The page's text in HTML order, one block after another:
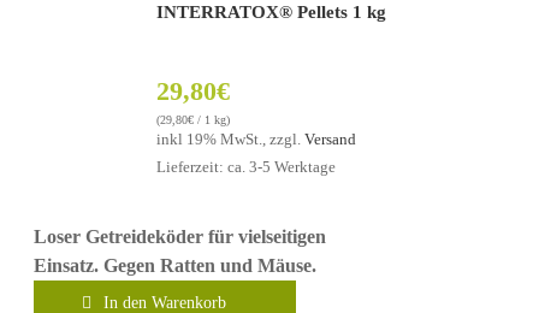
INTERRATOX® Pellets 1 kg
29,80€
(29,80€ / 1 kg)
inkl 19% MwSt., zzgl.Versand
Lieferzeit: ca. 3-5 Werktage
Loser Getreideköder für vielseitigen
Einsatz. Gegen Ratten und Mäuse.
In den Warenkorb